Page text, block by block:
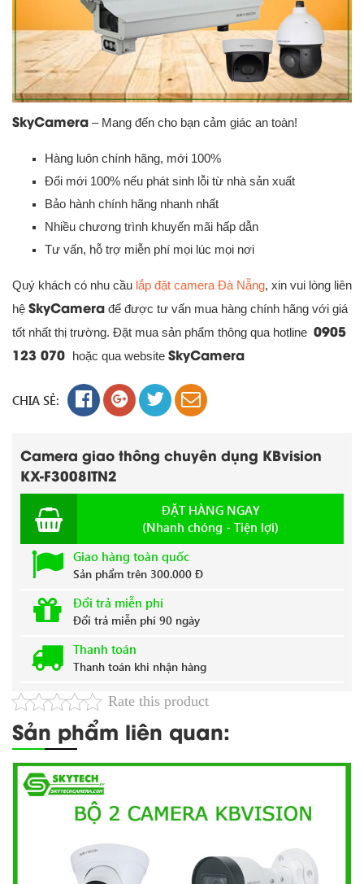
SkyCamera – Mang đến cho bạn cảm giác an toàn!
Hàng luôn chính hãng, mới 100%
Đổi mới 100% nếu phát sinh lỗi từ nhà sản xuất
Bảo hành chính hãng nhanh nhất
Nhiều chương trình khuyến mãi hấp dẫn
Tư vấn, hỗ trợ miễn phí mọi lúc mọi nơi
Quý khách có nhu cầu lắp đặt camera Đà Nẵng, xin vui lòng liên
hệ SkyCamera để được tư vấn mua hàng chính hãng với giá
tốt nhất thị trường. Đặt mua sản phẩm thông qua hotline 0905
123 070 hoặc qua website SkyCamera
CHIA SẺ:
Camera giao thông chuyên dụng KBvision
KX-F3008ITN2
ĐẶT HÀNG NGAY
(Nhanh chóng - Tiện lợi)
Giao hàng toàn quốc
Sản phẩm trên 300.000 Đ
Đổi trả miễn phí
Đổi trả miễn phí 90 ngày
Thanh toán
Thanh toán khi nhận hàng
Rate this product
Sản phẩm liên quan: